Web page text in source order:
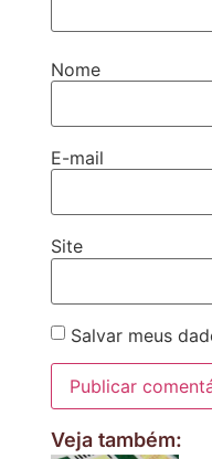
Nome
E-mail
Site
Salvar meus
Veja também: